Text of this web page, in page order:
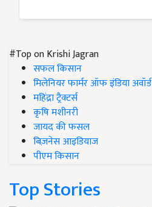
#Top on Krishi Jagran
सफल किसान
मिलेनियर फार्मर ऑफ इंडिया अवॉर्ड
महिंद्रा ट्रैक्टर्स
कृषि मशीनरी
जायद की फसल
बिज़नेस आइडियाज
पीएम किसान
Top Stories